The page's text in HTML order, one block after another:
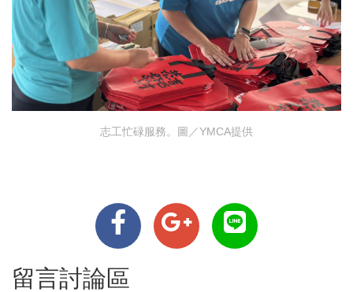
志工忙碌服務。圖／YMCA提供
留言討論區